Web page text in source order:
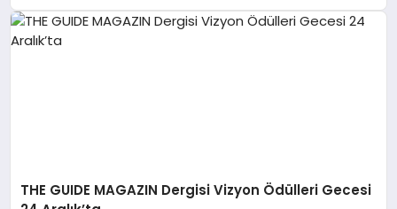
THE GUIDE MAGAZIN Dergisi Vizyon Ödülleri Gecesi